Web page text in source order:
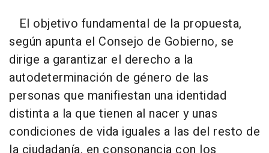
El objetivo fundamental de la propuesta,
según apunta el Consejo de Gobierno, se
dirige a garantizar el derecho a la
autodeterminación de género de las
personas que manifiestan una identidad
distinta a la que tienen al nacer y unas
condiciones de vida iguales a las del resto de